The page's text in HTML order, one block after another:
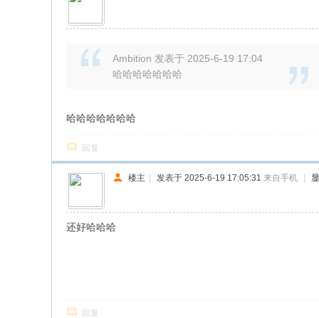
Ambition 发表于 2025-6-19 17:04
哈哈哈哈哈哈哈
哈哈哈哈哈哈哈
回复
楼主 | 发表于 2025-6-19 17:05:31 来自手机 |
还好哈哈哈
回复